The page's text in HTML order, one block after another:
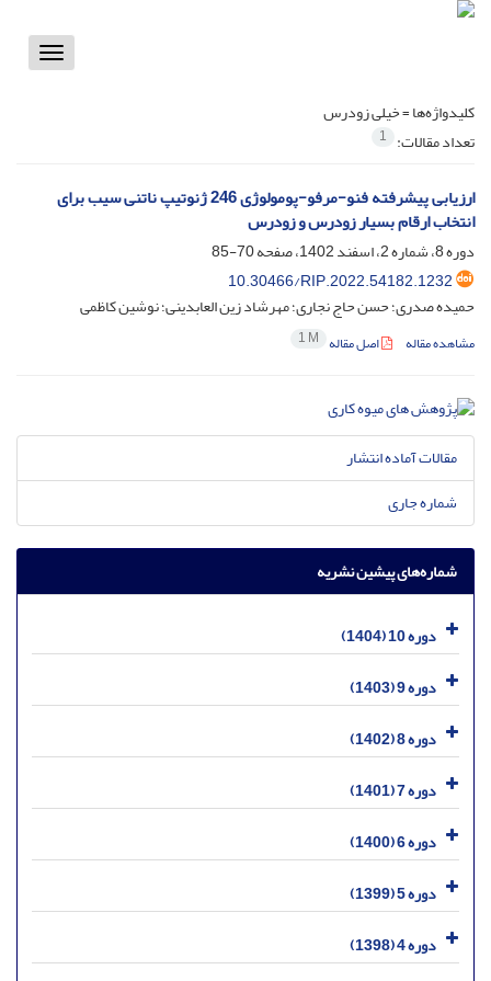
Toggle
کلیدواژه‌ها =خیلی زودرس
تعداد مقالات: 1
ارزیابی پیشرفته فنو-مرفو-پومولوژی 246 ژنوتیپ ناتنی سیب برای
انتخاب ارقام بسیار زودرس و زودرس
دوره 8، شماره 2، اسفند 1402، صفحه
70-85
10.30466/RIP.2022.54182.1232
حمیده صدری؛ حسن حاج نجاری؛ مهرشاد زین العابدینی؛ نوشین کاظمی
مشاهده مقاله اصل مقاله 1 M
مقالات آماده انتشار
شماره جاری
شماره‌های پیشین نشریه
دوره 10 (1404)
دوره 9 (1403)
دوره 8 (1402)
دوره 7 (1401)
دوره 6 (1400)
دوره 5 (1399)
دوره 4 (1398)